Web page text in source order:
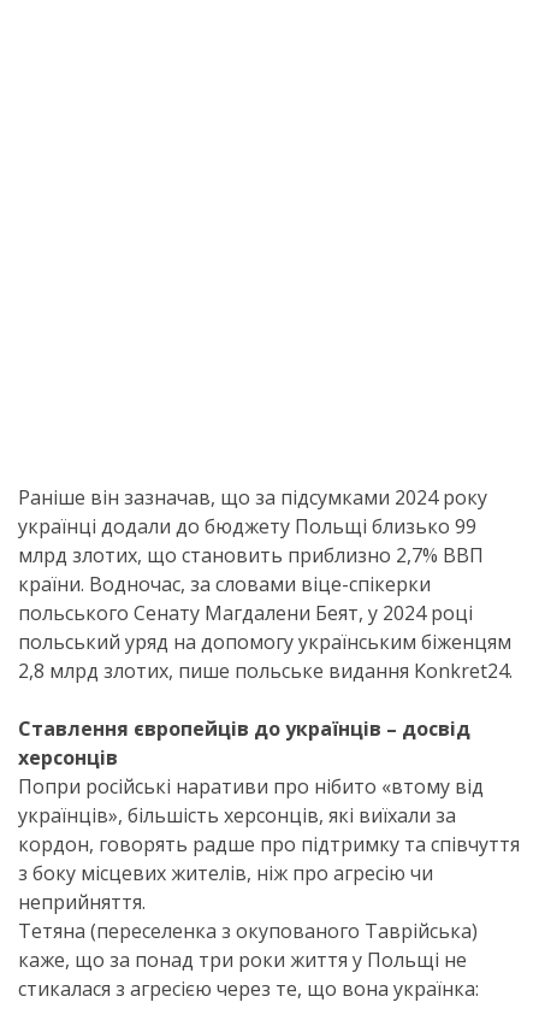
Раніше він зазначав, що за підсумками 2024 року
українці додали до бюджету Польщі близько 99
млрд злотих, що становить приблизно 2,7% ВВП
країни. Водночас, за словами віце-спікерки
польського Сенату Магдалени Беят, у 2024 році
польський уряд на допомогу українським біженцям
2,8 млрд злотих, пише польське видання Konkret24.
Ставлення європейців до українців – досвід
херсонців
Попри російські наративи про нібито «втому від
українців», більшість херсонців, які виїхали за
кордон, говорять радше про підтримку та співчуття
з боку місцевих жителів, ніж про агресію чи
неприйняття.
Тетяна (переселенка з окупованого Таврійська)
каже, що за понад три роки життя у Польщі не
стикалася з агресією через те, що вона українка: